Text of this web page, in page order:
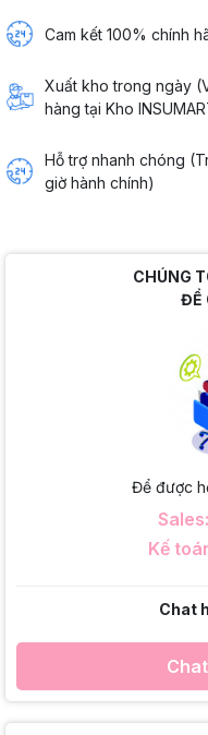
Cam kết 100% chính
Xuất kho trong ngày
hàng tại Kho
Hỗ trợ nhanh chóng
giờ hành chính)
CHÚNG
ĐỂ
Để được
Kế
Chat